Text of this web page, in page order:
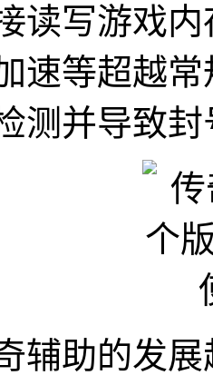
读写游戏
速等超越
测并导致
辅助的发